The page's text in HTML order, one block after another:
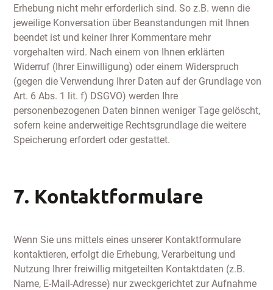
Erhebung nicht mehr erforderlich sind. So z.B. wenn die
jeweilige Konversation über Beanstandungen mit Ihnen
beendet ist und keiner Ihrer Kommentare mehr
vorgehalten wird. Nach einem von Ihnen erklärten
Widerruf (Ihrer Einwilligung) oder einem Widerspruch
(gegen die Verwendung Ihrer Daten auf der Grundlage von
Art. 6 Abs. 1 lit. f) DSGVO) werden Ihre
personenbezogenen Daten binnen weniger Tage gelöscht,
sofern keine anderweitige Rechtsgrundlage die weitere
Speicherung erfordert oder gestattet.
7. Kontaktformulare
Wenn Sie uns mittels eines unserer Kontaktformulare
kontaktieren, erfolgt die Erhebung, Verarbeitung und
Nutzung Ihrer freiwillig mitgeteilten Kontaktdaten (z.B.
Name, E-Mail-Adresse) nur zweckgerichtet zur Aufnahme